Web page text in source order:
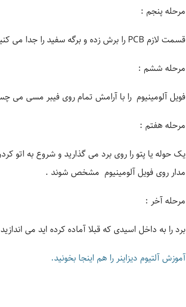
مرحله پنجم :
قسمت لازم PCB را برش زده و برگه سفید را جدا می کنید.
مرحله ششم :
فویل آلومینیوم را با آرامش تمام روی فیبر مسی می
مرحله هفتم :
یک حوله یا پتو را روی برد می گذارید و شروع به
مدار روی فویل آلومینیوم مشخص شوند .
مرحله آخر :
برد را به داخل اسیدی که قبلا آماده کرده اید می
آموزش آلتیوم دیزاینر را هم اینجا بخونید.